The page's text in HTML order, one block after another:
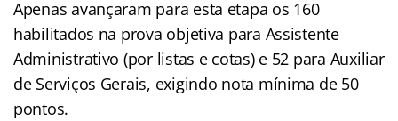
Apenas avançaram para esta etapa os 160
habilitados na prova objetiva para Assistente
Administrativo (por listas e cotas) e 52 para Auxiliar
de Serviços Gerais, exigindo nota mínima de 50
pontos.